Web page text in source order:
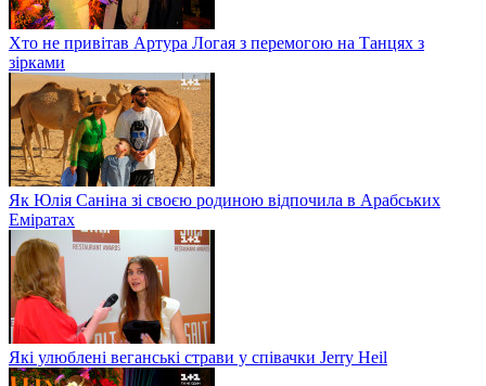
Хто не привітав Артура Логая з перемогою на Танцях з
зірками
Як Юлія Саніна зі своєю родиною відпочила в Арабських
Еміратах
Які улюблені веганські страви у співачки Jerry Heil